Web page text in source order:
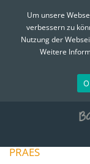
Telefon:
PRAES
MENÜUm unsere
verbessern zu
Nutzung der
Weitere